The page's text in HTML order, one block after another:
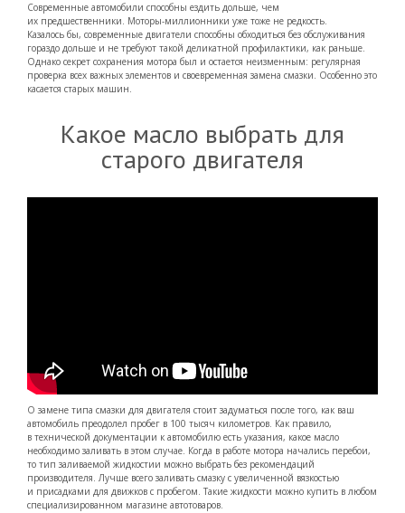
Современные автомобили способны ездить дольше, чем
их предшественники. Моторы-миллионники уже тоже не редкость.
Казалось бы, современные двигатели способны обходиться без обслуживания
гораздо дольше и не требуют такой деликатной профилактики, как раньше.
Однако секрет сохранения мотора был и остается неизменным: регулярная
проверка всех важных элементов и своевременная замена смазки. Особенно это
касается старых машин.
Какое масло выбрать для
старого двигателя
О замене типа смазки для двигателя стоит задуматься после того, как ваш
автомобиль преодолел пробег в 100 тысяч километров. Как правило,
в технической документации к автомобилю есть указания, какое масло
необходимо заливать в этом случае. Когда в работе мотора начались перебои,
то тип заливаемой жидкостии можно выбрать без рекомендаций
производителя. Лучше всего заливать смазку с увеличенной вязкостью
и присадками для движков с пробегом. Такие жидкости можно купить в любом
специализированном магазине автотоваров.